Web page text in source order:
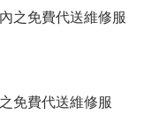
之免費代送維修服
免費代送維修服